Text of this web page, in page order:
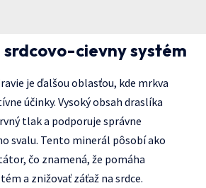
cievny systém
je ďalšou oblasťou, kde mrkva
účinky. Vysoký obsah draslíka
tlak a podporuje správne
svalu. Tento minerál pôsobí ako
čo znamená, že pomáha
a znižovať záťaž na srdce.